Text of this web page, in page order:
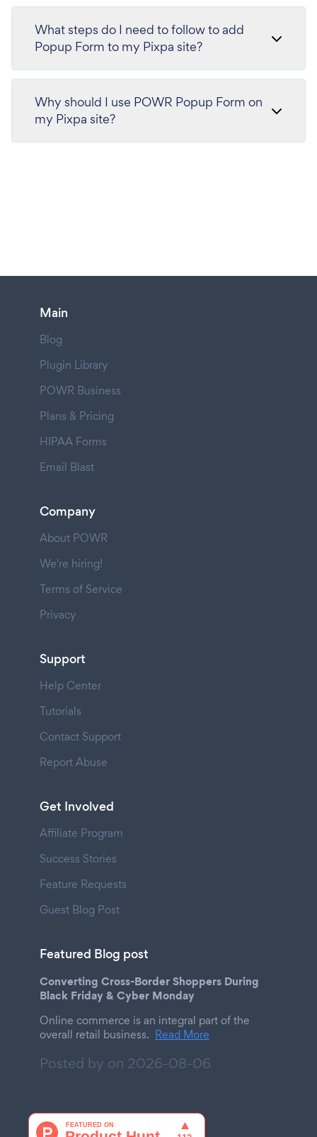
What steps do I need to follow to add
Popup Form to my Pixpa site?
Why should I use POWR Popup Form on
my Pixpa site?
Main
Blog
Plugin Library
POWR Business
Plans & Pricing
HIPAA Forms
Email Blast
Company
About POWR
We're hiring!
Terms of Service
Privacy
Support
Help Center
Tutorials
Contact Support
Report Abuse
Get Involved
Affiliate Program
Success Stories
Feature Requests
Guest Blog Post
Featured Blog post
Converting Cross-Border Shoppers During
Black Friday & Cyber Monday
Online commerce is an integral part of the
overall retail business. Read More
Posted by on 2026-08-06